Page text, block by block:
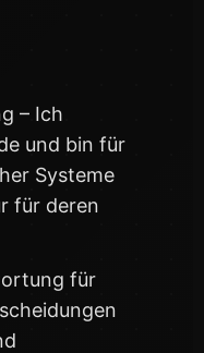
– Ich
und bin für
Systeme
für deren
für